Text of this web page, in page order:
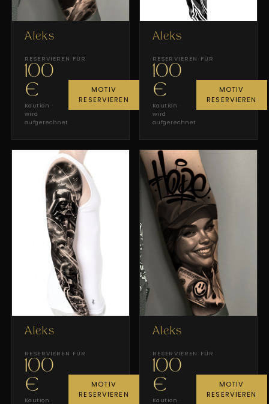
Aleks
RESERVIEREN FÜR
100
€
Kaution ·
wird
aufgerechnet
MOTIV
RESERVIEREN
Aleks
RESERVIEREN FÜR
100
€
Kaution ·
wird
aufgerechnet
MOTIV
RESERVIEREN
Aleks
RESERVIEREN FÜR
100
€
Kaution ·
MOTIV
RESERVIEREN
Aleks
RESERVIEREN FÜR
100
€
Kaution ·
MOTIV
RESERVIEREN